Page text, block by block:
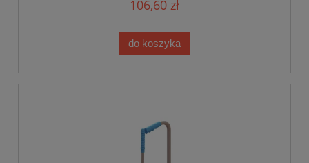
106,60 zł
do koszyka